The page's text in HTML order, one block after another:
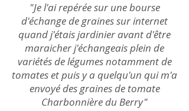
"Je l'ai repérée sur une bourse
d'échange de graines sur internet
quand j'étais jardinier avant d'être
maraicher j'échangeais plein de
variétés de légumes notamment de
tomates et puis y a quelqu'un qui m'a
envoyé des graines de tomate
Charbonnière du Berry"